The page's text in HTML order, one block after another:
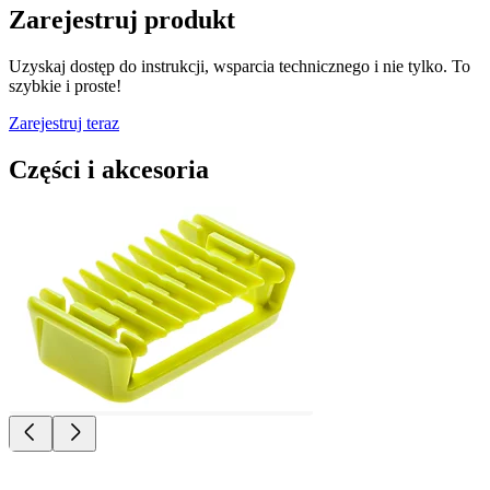
Zarejestruj produkt
Uzyskaj dostęp do instrukcji, wsparcia technicznego i nie tylko. To
szybkie i proste!
Zarejestruj teraz
Części i akcesoria